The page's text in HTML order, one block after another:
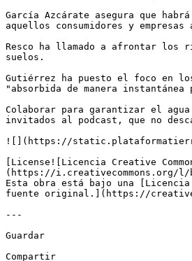
García Azcárate asegura que
aquellos consumidores y
Resco ha llamado a afrontar los
suelos.
Gutiérrez ha puesto el foco en
"absorbida de manera
Colaborar para garantizar el
invitados al podcast, que no
![](https://
[License![Licencia Creative
(https://i.creativecommons.org/
Esta obra está bajo una
fuente original.](https://
---
Guardar
Compartir